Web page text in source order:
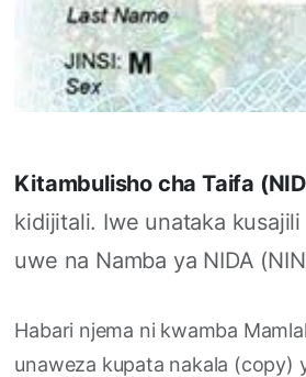
Kitambulisho cha Taifa
kidijitali. Iwe unataka
uwe na Namba ya NIDA
Habari njema ni kwamba
unaweza kupata nakala (copy)